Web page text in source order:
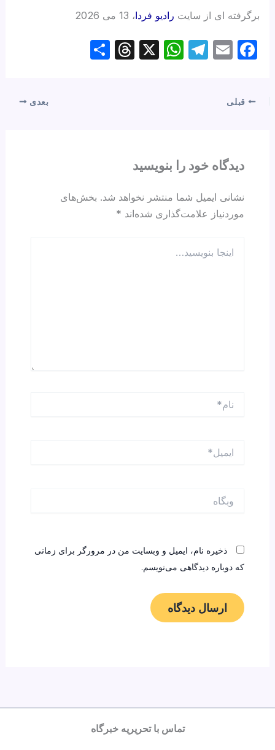
برگرفته ای از سایت رادیو فردا، 13 می 2026
F
e
o
k
E
T
W
p
X
T
قبلی بعدی
دیدگاه‌ خود را بنویسید
نشانی ایمیل شما منتشر نخواهد شد. بخش‌های
موردنیاز علامت‌گذاری شده‌اند *
بنویسید…
ذخیره نام، ایمیل و وبسایت من در مرورگر برای زمانی
که دوباره دیدگاهی می‌نویسم.
تماس با تحریریه خبرگاه